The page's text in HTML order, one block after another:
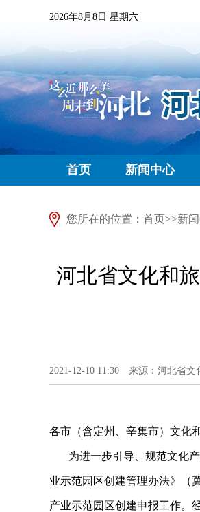
2026年8月8日 星期六
首页 新闻中心
您所在的位置： 首页>>新
河北省文化和
2021-12-10 11:30 来源：河北省文
各市（含定州、辛集市）文化
为进一步引导、规范文化产
业示范园区创建管理办法》（
产业示范园区创建申报工作。